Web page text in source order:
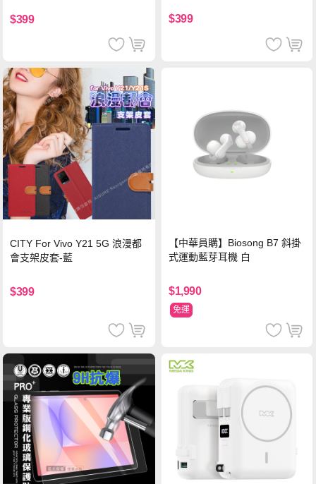
$399 $399
CITY For Vivo Y21 5G 浪漫都
會支架皮套-藍
$399
【中華員購】Biosong B7 斜掛
式運動藍芽耳機 白
$1,990
免運